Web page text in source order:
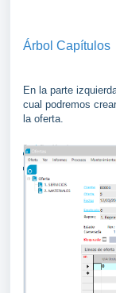
Árbol Capítulos
En la parte
cual podremos
la oferta.